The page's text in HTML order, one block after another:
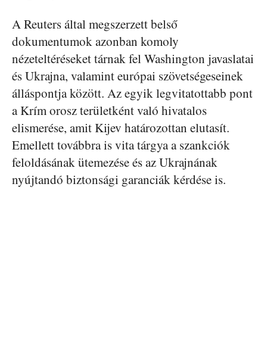
A Reuters által megszerzett belső
dokumentumok azonban komoly
nézeteltéréseket tárnak fel Washington javaslatai
és Ukrajna, valamint európai szövetségeseinek
álláspontja között. Az egyik legvitatottabb pont
a Krím orosz területként való hivatalos
elismerése, amit Kijev határozottan elutasít.
Emellett továbbra is vita tárgya a szankciók
feloldásának ütemezése és az Ukrajnának
nyújtandó biztonsági garanciák kérdése is.